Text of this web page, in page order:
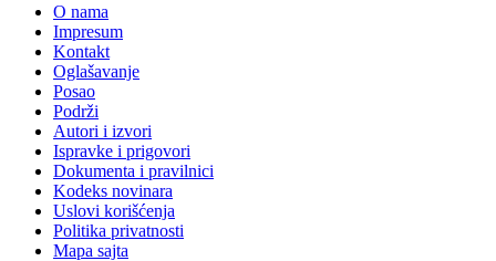
O nama
Impresum
Kontakt
Oglašavanje
Posao
Podrži
Autori i izvori
Ispravke i prigovori
Dokumenta i pravilnici
Kodeks novinara
Uslovi korišćenja
Politika privatnosti
Mapa sajta